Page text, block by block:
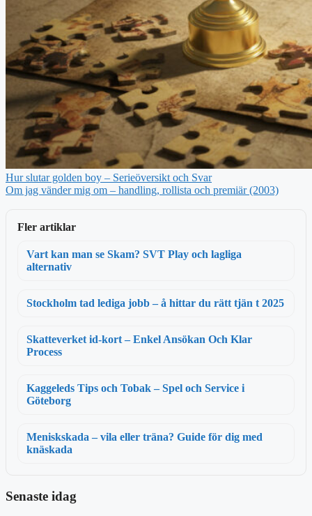
Hur slutar golden boy – Serieöversikt och Svar
Om jag vänder mig om – handling, rollista och premiär (2003)
Fler artiklar
Vart kan man se Skam? SVT Play och lagliga
alternativ
Stockholm tad lediga jobb – å hittar du rätt tjän t 2025
Skatteverket id-kort – Enkel Ansökan Och Klar
Process
Kaggeleds Tips och Tobak – Spel och Service i
Göteborg
Meniskskada – vila eller träna? Guide för dig med
knäskada
Senaste idag